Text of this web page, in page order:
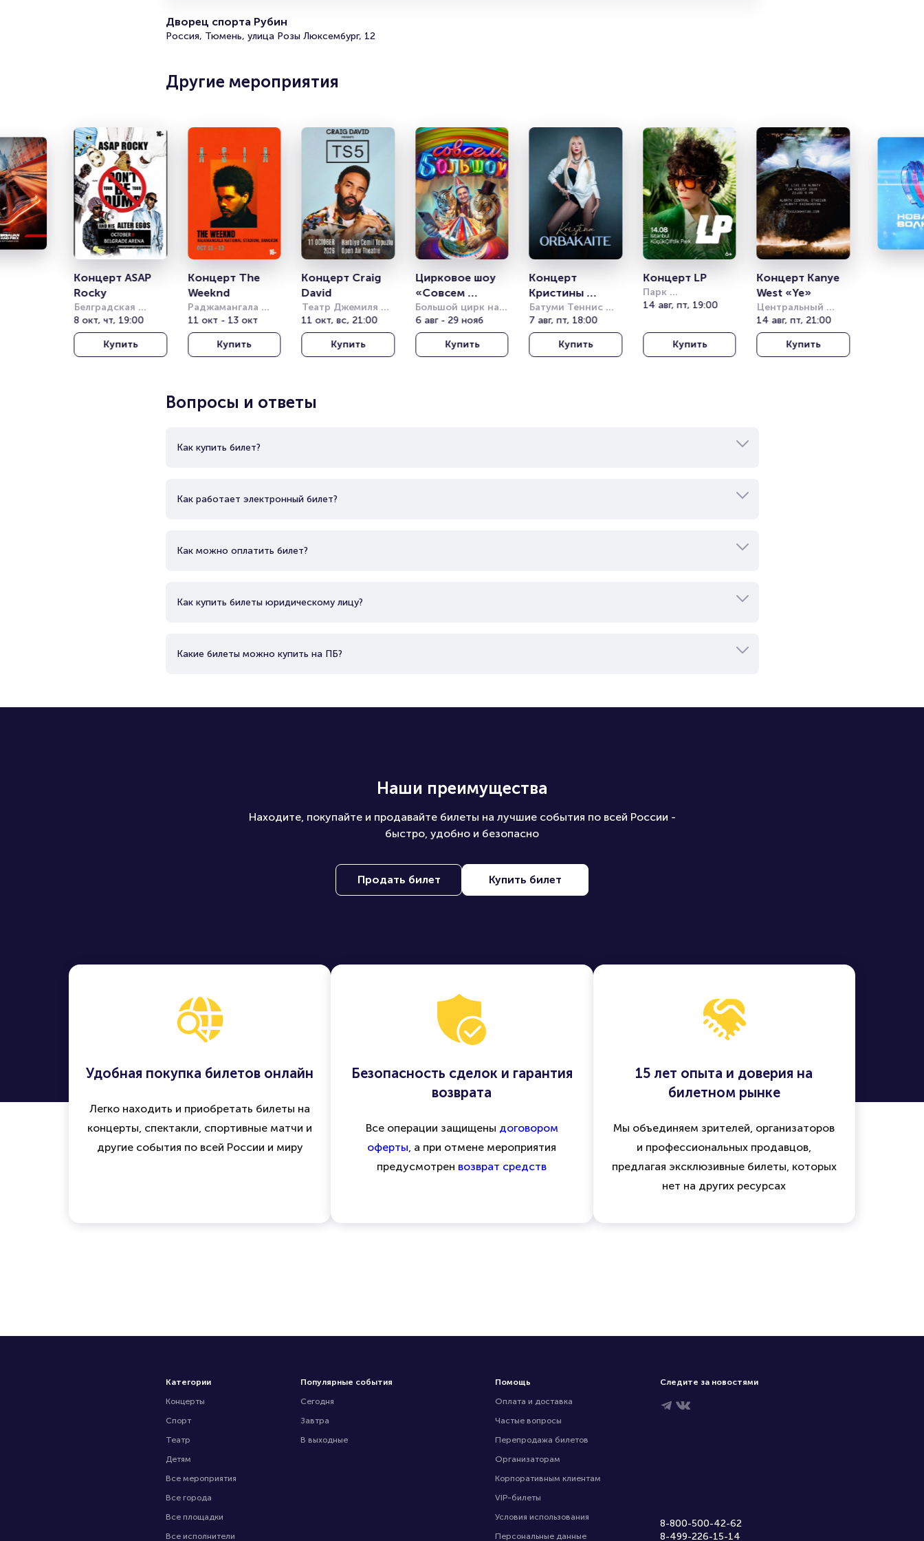
Дворец спорта Рубин
Россия, Тюмень, улица Розы Люксембург, 12
Другие мероприятия
Концерт ASAP
Rocky
Белградская
Арена (бывш.
Штарк Арена)
8 окт, чт, 19:00
Купить
Концерт The
Weeknd
Раджамангала
Нэшнл Стэдиум
(Rajamangala
National Stadium)
11 окт - 13 окт
Купить
Концерт Craig
David
Театр Джемиля
Топузлу под
открытым небом
(Harbiye Cemil
Topuzlu Open Air
11 окт, вс, 21:00
Купить
Цирковое шоу
«Совсем
большой»
Большой цирк на
проспекте
Вернадского
6 авг - 29 нояб
Купить
Концерт
Кристины
Орбакайте
Батуми Теннис
Клаб (Batumi
Tennis Club)
7 авг, пт, 18:00
Купить
Концерт LP
Парк
Кучукчифтлик
14 авг, пт, 19:00
Купить
Концерт Kanye
West «Ye»
Центральный
стадион Алматы
14 авг, пт, 21:00
Купить
Вопросы и ответы
Как купить билет?
Как работает электронный билет?
Как можно оплатить билет?
Как купить билеты юридическому лицу?
Какие билеты можно купить на ПБ?
Наши преимущества
Находите, покупайте и продавайте билеты на лучшие события по всей России -
быстро, удобно и безопасно
Продать билет Купить билет
Удобная покупка билетов онлайн
Легко находить и приобретать билеты на
концерты, спектакли, спортивные матчи и
другие события по всей России и миру
Безопасность сделок и гарантия
возврата
Все операции защищены договором
оферты , а при отмене мероприятия
предусмотрен возврат средств
15 лет опыта и доверия на
билетном рынке
Мы объединяем зрителей, организаторов
и профессиональных продавцов,
предлагая эксклюзивные билеты, которых
нет на других ресурсах
Категории
Концерты
Спорт
Театр
Детям
Все мероприятия
Все города
Все площадки
Все исполнители
Популярные события
Сегодня
Завтра
В выходные
Помощь
Оплата и доставка
Частые вопросы
Перепродажа билетов
Организаторам
Корпоративным клиентам
VIP-билеты
Условия использования
Персональные данные
Следите за новостями
8-800-500-42-62
8-499-226-15-14